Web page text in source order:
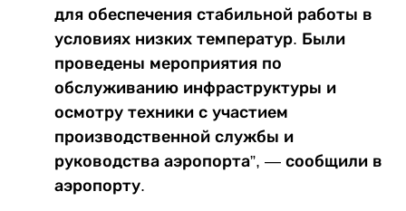
для обеспечения стабильной работы в
условиях низких температур. Были
проведены мероприятия по
обслуживанию инфраструктуры и
осмотру техники с участием
производственной службы и
руководства аэропорта”, — сообщили в
аэропорту.